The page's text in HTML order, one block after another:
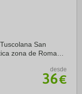
San
zona de Roma
...
desde
36€